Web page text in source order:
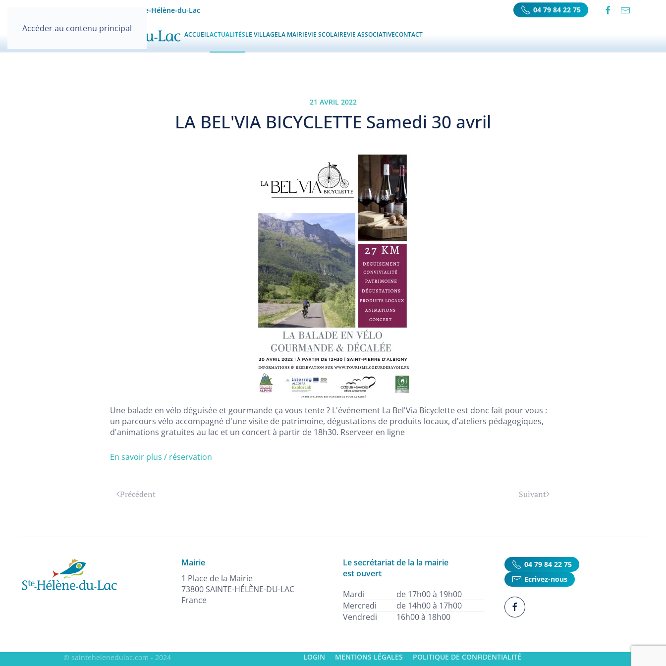
Accéder au contenu principal
Site officiel de la Mairie de Sainte-Hélène-du-Lac 04 79 84 22 75
ACCUEILACTUALITÉSLE VILLAGELA MAIRIEVIE SCOLAIREVIE ASSOCIATIVECONTACT
21 AVRIL 2022
LA BEL'VIA BICYCLETTE Samedi 30 avril
Une balade en vélo déguisée et gourmande ça vous tente ? L'événement La Bel'Via Bicyclette est donc fait pour vous :
un parcours vélo accompagné d'une visite de patrimoine, dégustations de produits locaux, d'ateliers pédagogiques,
d'animations gratuites au lac et un concert à partir de 18h30. Rserveer en ligne
En savoir plus / réservation
Précédent Suivant
Mairie
1 Place de la Mairie
73800 SAINTE-HÉLÈNE-DU-LAC
France
Le secrétariat de la la mairie
est ouvert
Mardi
de 17h00 à 19h00
Mercredi
de 14h00 à 17h00
Vendredi
16h00 à 18h00
04 79 84 22 75
Ecrivez-nous
© saintehelenedulac.com - 2024 LOGIN MENTIONS LÉGALES POLITIQUE DE CONFIDENTIALITÉ